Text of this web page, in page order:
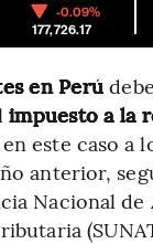
-0.09%
177,726.17
en Perú
impuesto a la
este caso a
anterior,
Nacional de